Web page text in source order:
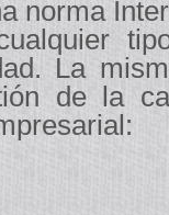
norma
La
de la